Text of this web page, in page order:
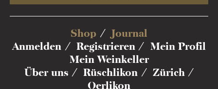
Shop
Journal
Anmelden
Registrieren
Mein Profil
Mein Weinkeller
Über uns
Rüschlikon
Zürich
Oerlikon